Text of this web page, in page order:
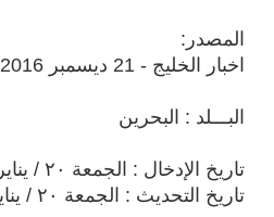
المصدر:
اخبار الخليج - 21 ديسمبر 2016 م
البـــلد : البحرين
تاريخ الإدخال : الجمعة ٢٠ / يناير / ٢٠١٧
تاريخ التحديث : الجمعة ٢٠ / يناير / ٢٠١٧